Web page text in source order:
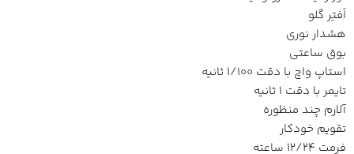
اَفتِر گلو
هشدار نوری
بوق ساعتی
استاپ واچ با دقت 1/100 ثانیه
تایمر با دقت 1 ثانیه
آلارم چند منظوره
تقویم خودکار
فرمت 12/24 ساعته